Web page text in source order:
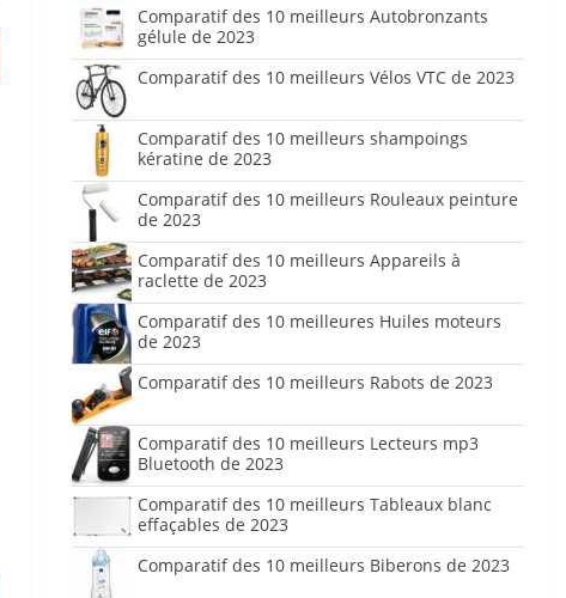
Comparatif des 10 meilleurs Autobronzants
gélule de 2023
Comparatif des 10 meilleurs Vélos VTC de 2023
Comparatif des 10 meilleurs shampoings
kératine de 2023
Comparatif des 10 meilleurs Rouleaux peinture
de 2023
Comparatif des 10 meilleurs Appareils à
raclette de 2023
Comparatif des 10 meilleures Huiles moteurs
de 2023
Comparatif des 10 meilleurs Rabots de 2023
Comparatif des 10 meilleurs Lecteurs mp3
Bluetooth de 2023
Comparatif des 10 meilleurs Tableaux blanc
effaçables de 2023
Comparatif des 10 meilleurs Biberons de 2023